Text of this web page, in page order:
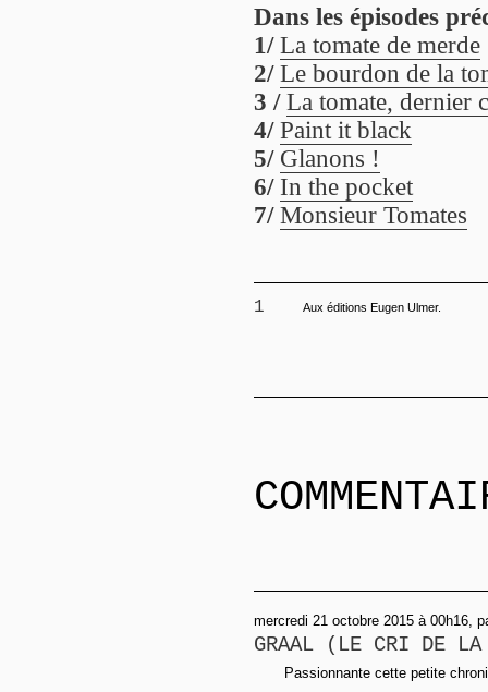
Dans les épisodes
1/ La tomate de merde
2/ Le bourdon de la
3 / La tomate, dernier
4/ Paint it black
5/ Glanons !
6/ In the pocket
7/ Monsieur Tomates
1 Aux éditions Eugen Ulmer.
mercredi 21 octobre 2015 à 00h16,
GRAAL (LE CRI DE
Passionnante cette petite